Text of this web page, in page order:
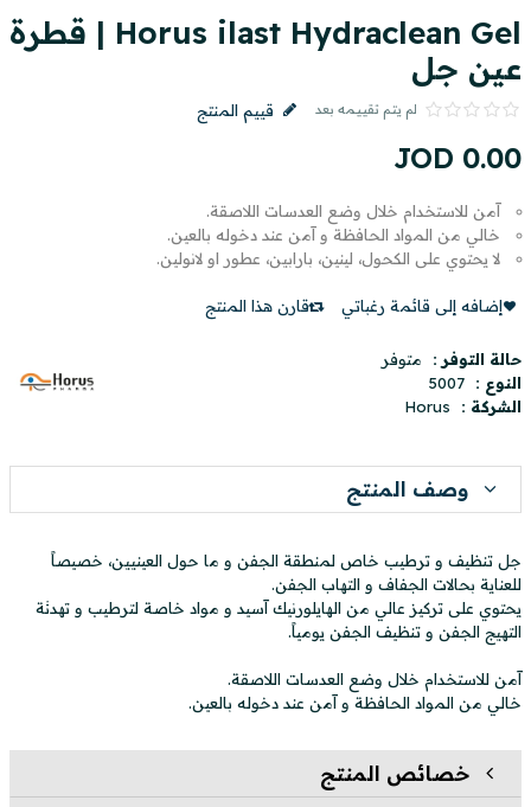
Horus ilast Hydraclean Gel | قطرة
عين جل
لم يتم تقييمه بعد قييم المنتج
JOD 0.00
آمن للاستخدام خلال وضع العدسات اللاصقة.
خالي من المواد الحافظة و آمن عند دخوله بالعين.
لا يحتوي على الكحول، لينين، بارابين، عطور او لانولين.
إضافه إلى قائمة رغباتي قارن هذا المنتج
حالة التوفر :
متوفر
النوع :
5007
الشركة :
Horus
وصف المنتج
جل تنظيف و ترطيب خاص لمنطقة الجفن و ما حول العينيين، خصيصاً
للعناية بحالات الجفاف و التهاب الجفن.
يحتوي على تركيز عالي من الهايلورنيك آسيد و مواد خاصة لترطيب و تهدئة
التهيج الجفن و تنظيف الجفن يومياً.
آمن للاستخدام خلال وضع العدسات اللاصقة.
خالي من المواد الحافظة و آمن عند دخوله بالعين.
خصائص المنتج